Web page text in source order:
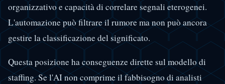
organizzativo e capacità di correlare segnali eterogenei.
L'automazione può filtrare il rumore ma non può ancora
gestire la classificazione del significato.
Questa posizione ha conseguenze dirette sul modello di
staffing. Se l'AI non comprime il fabbisogno di analisti